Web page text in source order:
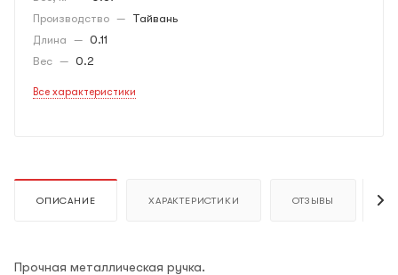
Производство — Тайвань
Длина — 0.11
Вес — 0.2
Все характеристики
ОПИСАНИЕ ХАРАКТЕРИСТИКИ ОТЗЫВЫ
Прочная металлическая ручка.